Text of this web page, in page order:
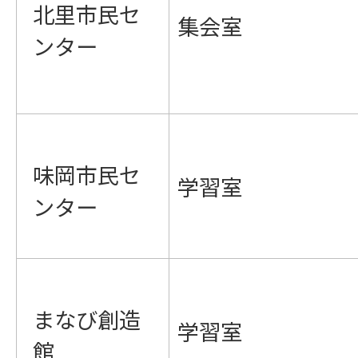
北里市民セ
ンター
集会室
味岡市民セ
ンター
学習室
まなび創造
館
学習室